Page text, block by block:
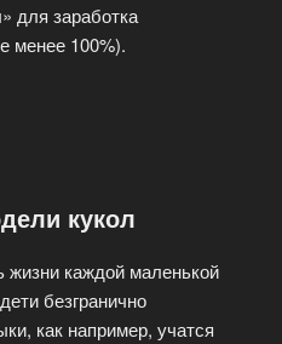
для заработка
менее 100%).
кукол
жизни каждой маленькой
безгранично
как например, учатся